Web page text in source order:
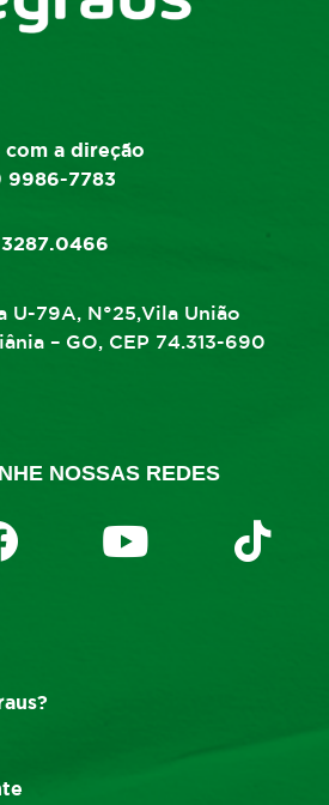
com a direção
9986-7783
U-79A, N°25,Vila União
– GO, CEP 74.313-690
NOSSAS REDES